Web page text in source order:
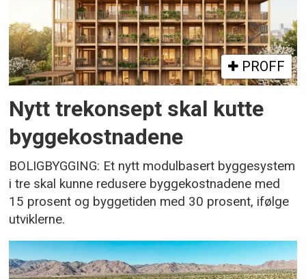
PROFF
Nytt trekonsept skal kutte
byggekostnadene
BOLIGBYGGING: Et nytt modulbasert byggesystem
i tre skal kunne redusere byggekostnadene med
15 prosent og byggetiden med 30 prosent, ifølge
utviklerne.